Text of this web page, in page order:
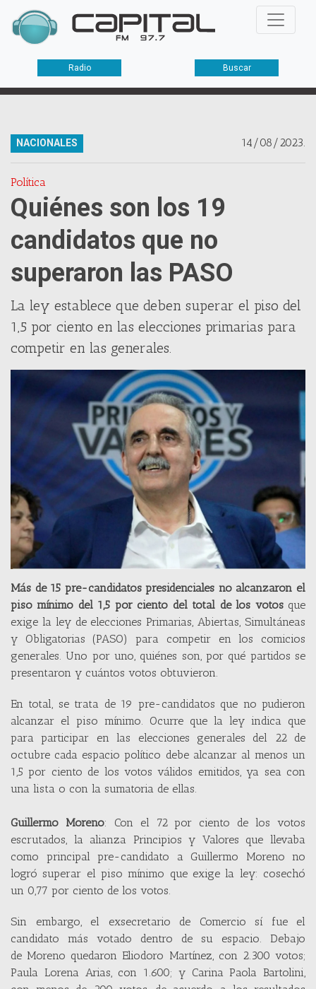
Radio Buscar
14/08/2023.
NACIONALES
Política
Quiénes son los 19
candidatos que no
superaron las PASO
La ley establece que deben superar el piso del
1,5 por ciento en las elecciones primarias para
competir en las generales.
Más de 15 pre-candidatos presidenciales no alcanzaron el
piso mínimo del 1,5 por ciento del total de los votosque
exige la ley de elecciones Primarias, Abiertas, Simultáneas
y Obligatorias (PASO) para competir en los comicios
generales. Uno por uno, quiénes son, por qué partidos se
presentaron y cuántos votos obtuvieron.
En total, se trata de 19 pre-candidatos que no pudieron
alcanzar el piso mínimo. Ocurre que la ley indica que
para participar en las elecciones generales del 22 de
octubre cada espacio político debe alcanzar al menos un
1,5 por ciento de los votos válidos emitidos, ya sea con
una lista o con la sumatoria de ellas.
Guillermo Moreno: Con el 72 por ciento de los votos
escrutados, la alianza Principios y Valores que llevaba
como principal pre-candidato a Guillermo Moreno no
logró superar el piso mínimo que exige la ley: cosechó
un 0,77 por ciento de los votos.
Sin embargo, el exsecretario de Comercio sí fue el
candidato más votado dentro de su espacio. Debajo
de Moreno quedaron Eliodoro Martínez, con 2.300 votos;
Paula Lorena Arias, con 1.600; y Carina Paola Bartolini,